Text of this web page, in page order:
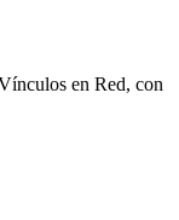
en Red, con